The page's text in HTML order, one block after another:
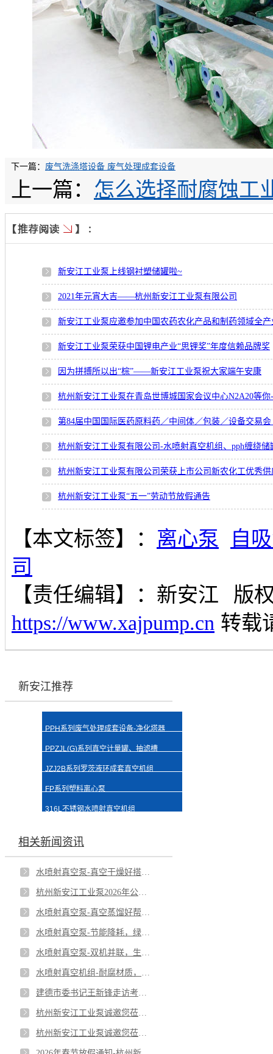
下一篇： 废气洗涤塔设备 废气处理成套设备
上一篇： 怎么选择耐腐蚀工
新安江工业泵上线钢衬塑储罐啦~
2021年元宵大吉——杭州新安江工业泵有限公司
新安江工业泵荣获中国锂电产业“思锂奖”年度信赖品牌奖
因为拼搏所以出“棕”——新安江工业泵祝大家端午安康
杭州新安江工业泵在青岛世博城国家会议中心N2A20等
第84届中国国际医药原料药／中间体／包装／设备交易
杭州新安江工业泵有限公司-水喷射真空机组、pph缠绕储
杭州新安江工业泵有限公司荣获上市公司新农化工优秀
杭州新安江工业泵“五一”劳动节放假通告
【本文标签】： 离心泵
自
司
【责任编辑】： 新安江
版
https://www.xajpump.cn 转载
新安江推荐
PPH系列废气处理成套设备-净化塔器
PPZJL(G)系列真空计量罐、抽滤槽
JZJ2B系列罗茨液环成套真空机组
FP系列塑料离心泵
316L不锈钢水喷射真空机组
相关新闻资讯
水喷射真空泵-真空干燥好搭档-低温干燥，高能与品质兼得
杭州新安江工业泵2026年公司年中总结会议-实干破局，品质制胜，锚定更长远的未来
水喷射真空泵-真空蒸馏好帮手；低温蒸馏，守护热敏物料品质
水喷射真空泵-节能降耗，绿色生产之选；低能耗设计，为企业降本增效。
水喷射真空泵-双机并联，生产不停机
水喷射真空机组-耐腐材质，应对严苛工况；全塑机身，无惧酸碱侵蚀。
建德市委书记王新锋走访考察我公司-杭州新安江工业泵有限公司
杭州新安江工业泵诚邀您莅临第十八届CIBF深圳国际电池技术交流会/展览会！
杭州新安江工业泵诚邀您莅临第94届API上海展会！